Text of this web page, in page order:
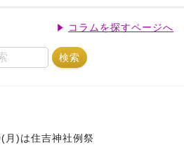
コラムを探すページへ
)は住吉神社例祭